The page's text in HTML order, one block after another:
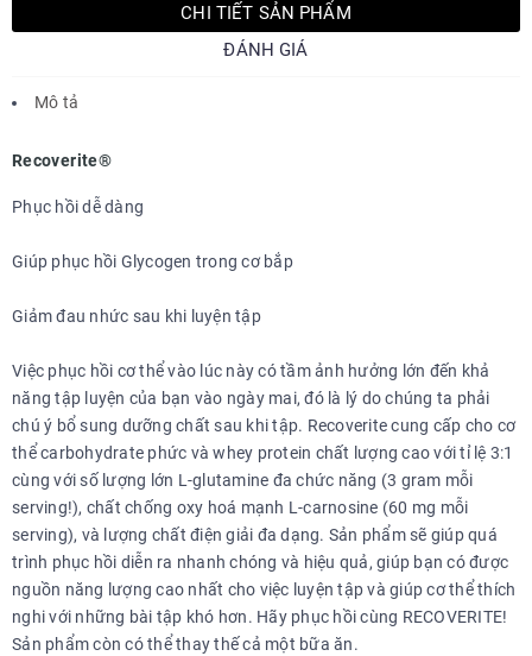
CHI TIẾT SẢN PHẨM
ĐÁNH GIÁ
Mô tả
Recoverite®
Phục hồi dễ dàng
Giúp phục hồi Glycogen trong cơ bắp
Giảm đau nhức sau khi luyện tập
Việc phục hồi cơ thể vào lúc này có tầm ảnh hưởng lớn đến khả
năng tập luyện của bạn vào ngày mai, đó là lý do chúng ta phải
chú ý bổ sung dưỡng chất sau khi tập. Recoverite cung cấp cho cơ
thể carbohydrate phức và whey protein chất lượng cao với tỉ lệ 3:1
cùng với số lượng lớn L-glutamine đa chức năng (3 gram mỗi
serving!), chất chống oxy hoá mạnh L-carnosine (60 mg mỗi
serving), và lượng chất điện giải đa dạng. Sản phẩm sẽ giúp quá
trình phục hồi diễn ra nhanh chóng và hiệu quả, giúp bạn có được
nguồn năng lượng cao nhất cho việc luyện tập và giúp cơ thể thích
nghi với những bài tập khó hơn. Hãy phục hồi cùng RECOVERITE!
Sản phẩm còn có thể thay thế cả một bữa ăn.